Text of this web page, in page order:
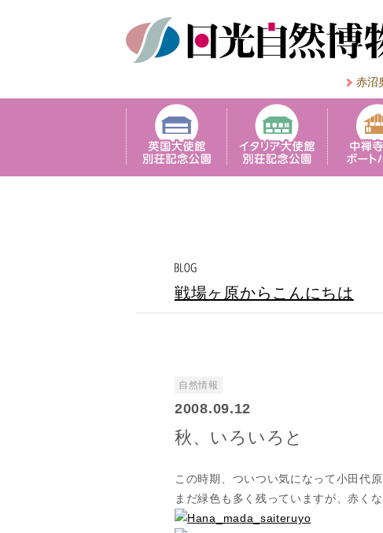
赤沼
戦場ヶ原からこんにちは
自然情報
2008.09.12
秋、いろいろと
この時期、ついつい気になって小田代
まだ緑色も多く残っていますが、赤く